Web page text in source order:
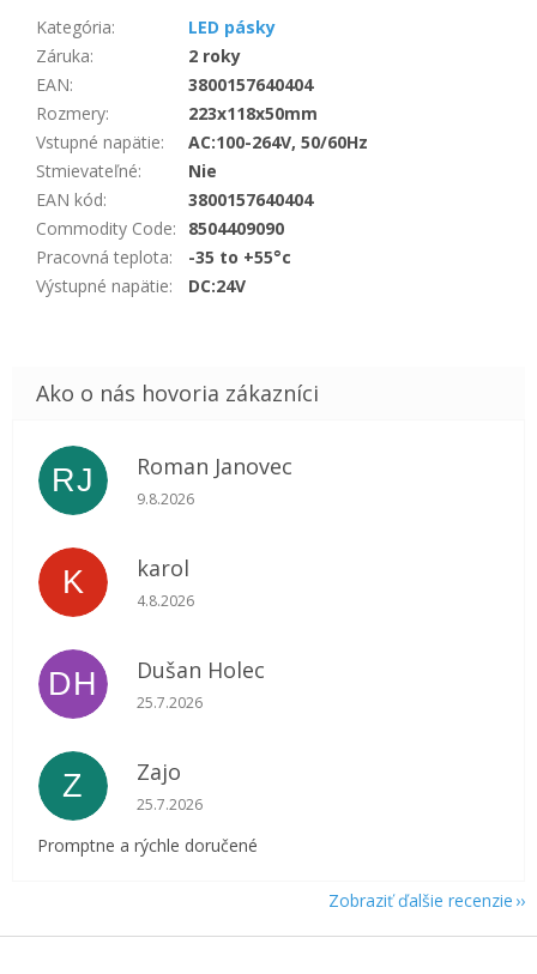
Kategória:
LED pásky
Záruka:
2 roky
EAN:
3800157640404
Rozmery:
223x118x50mm
Vstupné napätie:
AC:100-264V, 50/60Hz
Stmievateľné:
Nie
EAN kód:
3800157640404
Commodity Code:
8504409090
Pracovná teplota:
-35 to +55°c
Výstupné napätie: DC:24V
RJ Roman Janovec
Hodnotenie obchodu je 5 z 5 hviezdičiek.
9.8.2026
K karol
Hodnotenie obchodu je 5 z 5 hviezdičiek.
4.8.2026
DH Dušan Holec
Hodnotenie obchodu je 5 z 5 hviezdičiek.
25.7.2026
Z Zajo
Hodnotenie obchodu je 5 z 5 hviezdičiek.
25.7.2026
Promptne a rýchle doručené
Zobraziť ďalšie recenzie
Z